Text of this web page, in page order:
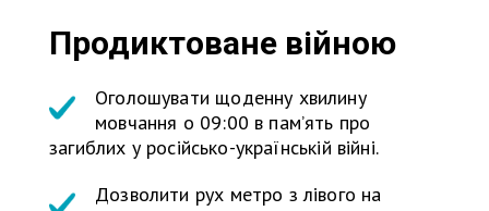
Продиктоване війною
Оголошувати щоденну хвилину
мовчання о 09:00 в пам’ять про
загиблих у російсько-українській війні.
Дозволити рух метро з лівого на